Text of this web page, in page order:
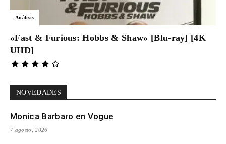
Análisis
«Fast & Furious: Hobbs & Shaw» [Blu-ray] [4K
UHD]
NOVEDADES
Monica Barbaro en Vogue
7 agosto, 2026